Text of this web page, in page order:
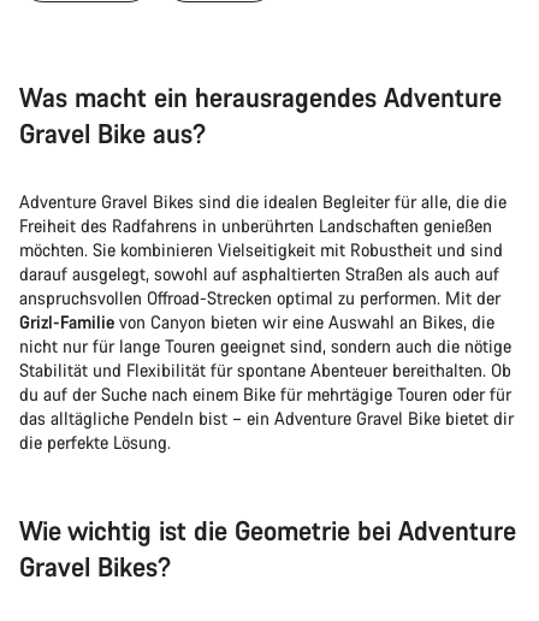
Was macht ein herausragendes Adventure
Gravel Bike aus?
Adventure Gravel Bikes sind die idealen Begleiter für alle, die die
Freiheit des Radfahrens in unberührten Landschaften genießen
möchten. Sie kombinieren Vielseitigkeit mit Robustheit und sind
darauf ausgelegt, sowohl auf asphaltierten Straßen als auch auf
anspruchsvollen Offroad-Strecken optimal zu performen. Mit der
Grizl-Familie von Canyon bieten wir eine Auswahl an Bikes, die
nicht nur für lange Touren geeignet sind, sondern auch die nötige
Stabilität und Flexibilität für spontane Abenteuer bereithalten. Ob
du auf der Suche nach einem Bike für mehrtägige Touren oder für
das alltägliche Pendeln bist – ein Adventure Gravel Bike bietet dir
die perfekte Lösung.
Wie wichtig ist die Geometrie bei Adventure
Gravel Bikes?